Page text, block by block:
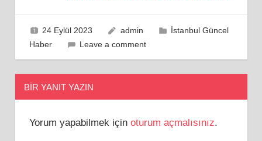
24 Eylül 2023 admin
İstanbul Güncel
Haber
Leave a comment
BIR YANIT YAZIN
Yorum yapabilmek için oturum açmalısınız.